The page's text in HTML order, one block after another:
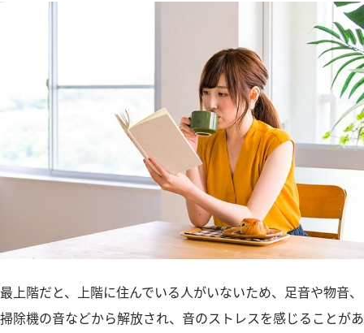
最上階だと、上階に住んでいる人がいないため、足音や物音、
掃除機の音などから解放され、音のストレスを感じることがあ